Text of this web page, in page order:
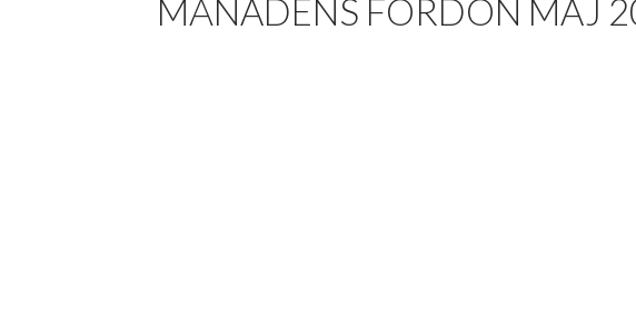
MÅNADENS FORDON MAJ